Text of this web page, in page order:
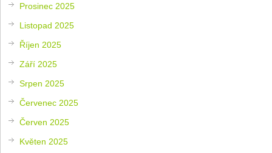
Prosinec 2025
Listopad 2025
Říjen 2025
Září 2025
Srpen 2025
Červenec 2025
Červen 2025
Květen 2025